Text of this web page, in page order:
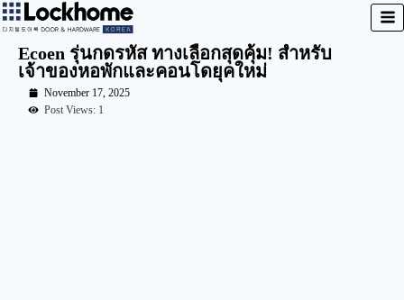
Ecoen รุ่นกดรหัส ทางเลือกสุดคุ้ม! สำหรับ
เจ้าของหอพักและคอนโดยุคใหม่
November 17, 2025
Post Views: 1